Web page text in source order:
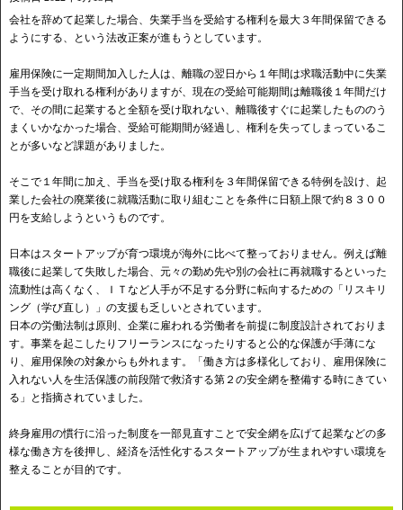
会社を辞めて起業した場合、失業手当を受給する権利を最大３年間保留できる
ようにする、という法改正案が進もうとしています。
雇用保険に一定期間加入した人は、離職の翌日から１年間は求職活動中に失業
手当を受け取れる権利がありますが、現在の受給可能期間は離職後１年間だけ
で、その間に起業すると全額を受け取れない、離職後すぐに起業したもののう
まくいかなかった場合、受給可能期間が経過し、権利を失ってしまっているこ
とが多いなど課題がありました。
そこで１年間に加え、手当を受け取る権利を３年間保留できる特例を設け、起
業した会社の廃業後に就職活動に取り組むことを条件に日額上限で約８３００
円を支給しようというものです。
日本はスタートアップが育つ環境が海外に比べて整っておりません。例えば離
職後に起業して失敗した場合、元々の勤め先や別の会社に再就職するといった
流動性は高くなく、ＩＴなど人手が不足する分野に転向するための「リスキリ
ング（学び直し）」の支援も乏しいとされています。
日本の労働法制は原則、企業に雇われる労働者を前提に制度設計されておりま
す。事業を起こしたりフリーランスになったりすると公的な保護が手薄にな
り、雇用保険の対象からも外れます。「働き方は多様化しており、雇用保険に
入れない人を生活保護の前段階で救済する第２の安全網を整備する時にきてい
る」と指摘されていました。
終身雇用の慣行に沿った制度を一部見直すことで安全網を広げて起業などの多
様な働き方を後押し、経済を活性化するスタートアップが生まれやすい環境を
整えることが目的です。